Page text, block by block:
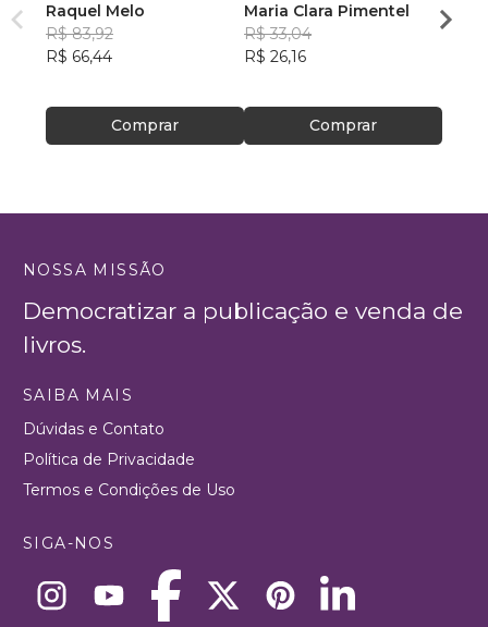
Raquel Melo
R$ 83,92
R$ 66,44
Comprar
Maria Clara Pimentel
R$ 33,04
R$ 26,16
Comprar
Pré-
NOSSA MISSÃO
Democratizar a publicação e venda de
livros.
SAIBA MAIS
Dúvidas e Contato
Política de Privacidade
Termos e Condições de Uso
SIGA-NOS